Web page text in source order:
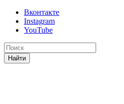
Вконтакте
Instagram
YouTube
Найти